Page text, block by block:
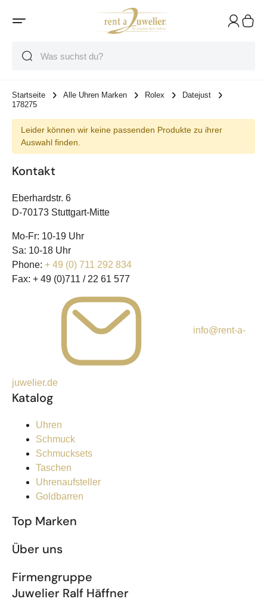
Startseite Alle Uhren Marken Rolex
Datejust
178275
Leider können wir keine passenden Produkte zu ihrer
Auswahl finden.
Kontakt
Eberhardstr. 6
D-70173 Stuttgart-Mitte
Mo-Fr: 10-19 Uhr
Sa: 10-18 Uhr
Phone: + 49 (0) 711 292 834
Fax: + 49 (0)711 / 22 61 577
info@rent-a-
juwelier.de
Katalog
Uhren
Schmuck
Schmucksets
Taschen
Uhrenaufsteller
Goldbarren
Top Marken
Über uns
Firmengruppe
Juwelier Ralf Häffner